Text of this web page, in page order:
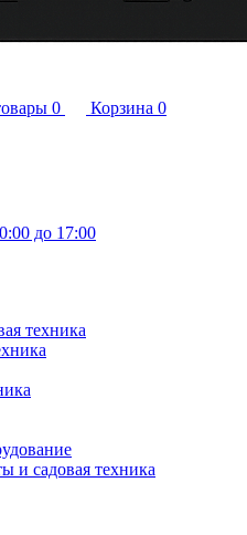
0 Корзина 0
до 17:00
техника
и садовая техника